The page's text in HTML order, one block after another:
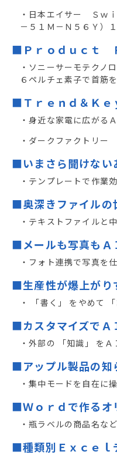
・日本エイサー Ｓｗ
－５１Ｍ－Ｎ５６Ｙ）
■Ｐｒｏｄｕｃｔ
・ソニーサーモテク
６ペルチェ素子で首筋
■Ｔｒｅｎｄ＆Ｋｅ
・身近な家電に広がる
・ダークファクトリー
■いまさら聞けない
・テンプレートで作業
■奥深きファイルの
・テキストファイルと
■メールも写真もＡ
・フォト連携で写真を
■生産性が爆上がり
・ 「書く」 をやめて
■カスタマイズでＡ
・外部の 「知識」 をＡ
■アップル製品の知
・集中モードを自在に
■Ｗｏｒｄで作るオ
・瓶ラベルの商品名な
■種類別Ｅｘｃｅｌ